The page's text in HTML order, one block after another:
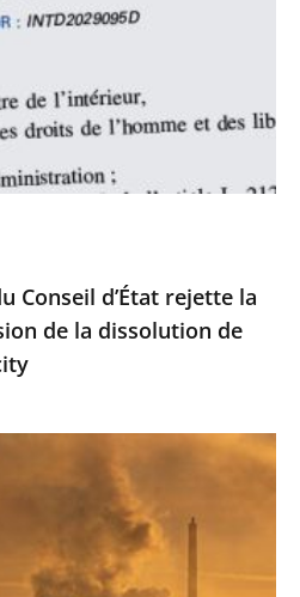
Conseil d’État rejette la
de la dissolution de